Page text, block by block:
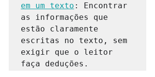
em um texto : Encontrar
as informações que
estão claramente
escritas no texto, sem
exigir que o leitor
faça deduções.